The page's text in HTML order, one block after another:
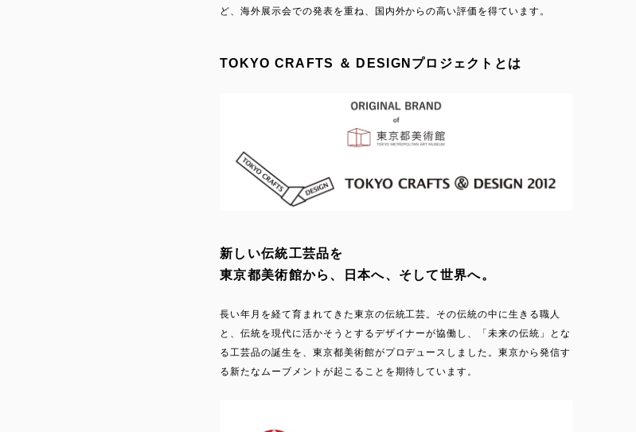
ど、海外展示会での発表を重ね、国内外からの高い評価を得ています。
TOKYO CRAFTS ＆ DESIGNプロジェクトとは
新しい伝統工芸品を
東京都美術館から、日本へ、そして世界へ。
長い年月を経て育まれてきた東京の伝統工芸。その伝統の中に生きる職人
と、伝統を現代に活かそうとするデザイナーが協働し、「未来の伝統」とな
る工芸品の誕生を、東京都美術館がプロデュースしました。東京から発信す
る新たなムーブメントが起こることを期待しています。